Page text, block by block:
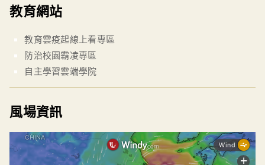
教育網站
教育雲疫起線上看專區
防治校園霸凌專區
自主學習雲端學院
風場資訊